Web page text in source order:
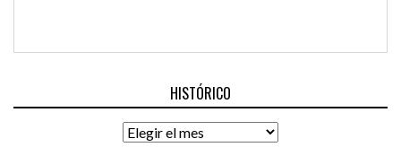
HISTÓRICO
Histórico